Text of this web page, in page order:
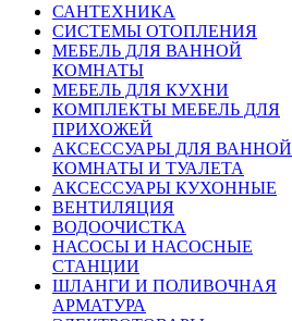
САНТЕХНИКА
СИСТЕМЫ ОТОПЛЕНИЯ
МЕБЕЛЬ ДЛЯ ВАННОЙ
КОМНАТЫ
МЕБЕЛЬ ДЛЯ КУХНИ
КОМПЛЕКТЫ МЕБЕЛЬ ДЛЯ
ПРИХОЖЕЙ
АКСЕССУАРЫ ДЛЯ ВАННОЙ
КОМНАТЫ И ТУАЛЕТА
АКСЕССУАРЫ КУХОННЫЕ
ВЕНТИЛЯЦИЯ
ВОДООЧИСТКА
НАСОСЫ И НАСОСНЫЕ
СТАНЦИИ
ШЛАНГИ И ПОЛИВОЧНАЯ
АРМАТУРА